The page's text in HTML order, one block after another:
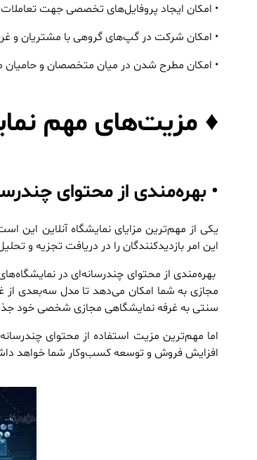
• امکان ایجاد پروفایل‌های تخصصی جهت تعاملات
• امکان شرکت در گپ‌های گروهی با مشتریان و
• امکان مطرح شدن در میان متخصصان و حامیان
♦ مزیت‌های مهم
• بهره‌مندی از محتوای
یکی از مهم‌ترین مزایای نمایشگاه آنلاین این
این امر بازدیدکنندگان را در دریافت تجزیه و
بهره‌مندی از محتوای چندرسانه‌ای در
مجازی به شما امکان می‌دهد تا مدل سه‌بعدی از
سنتی به غرفه نمایشگاهی مجازی شخصی خود
اما مهم‌ترین مزیت استفاده از محتوای
افزایش فروش و توسعه کسب‌وکار شما خواهد